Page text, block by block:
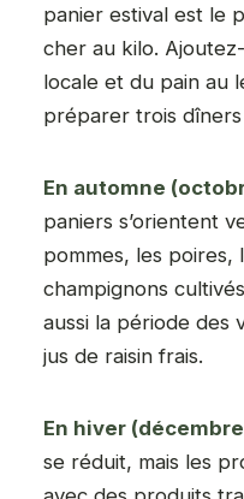
panier estival est le
cher au kilo.
locale et du pain au
préparer trois dîners
En automne
paniers s’orientent
pommes, les poires,
champignons
aussi la période des
jus de raisin frais.
En hiver
se réduit, mais les